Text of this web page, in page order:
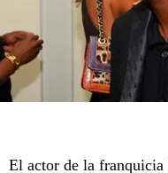
El actor de la franquicia